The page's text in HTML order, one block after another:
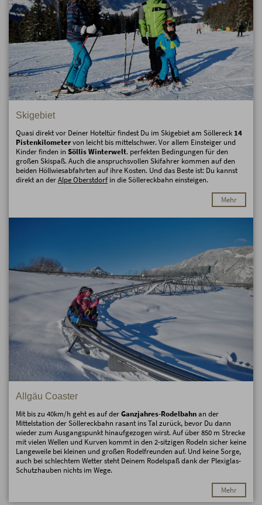
Skigebiet
Quasi direkt vor Deiner Hoteltür findest Du im Skigebiet am Söllereck 14
Pistenkilometervon leicht bis mittelschwer. Vor allem Einsteiger und
Kinder finden in Söllis Winterwelt. perfekten Bedingungen für den
großen Skispaß. Auch die anspruchsvollen Skifahrer kommen auf den
beiden Höllwiesabfahrten auf ihre Kosten. Und das Beste ist: Du kannst
direkt an derAlpe Oberstdorf in die Söllereckbahn einsteigen.
Mehr
Allgäu Coaster
Mit bis zu 40km/h geht es auf derGanzjahres-Rodelbahnan der
Mittelstation der Söllereckbahn rasant ins Tal zurück, bevor Du dann
wieder zum Ausgangspunkt hinaufgezogen wirst. Auf über 850 m Strecke
mit vielen Wellen und Kurven kommt in den 2-sitzigen Rodeln sicher keine
Langeweile bei kleinen und großen Rodelfreunden auf. Und keine Sorge,
auch bei schlechtem Wetter steht Deinem Rodelspaß dank der Plexiglas-
Schutzhauben nichts im Wege.
Mehr